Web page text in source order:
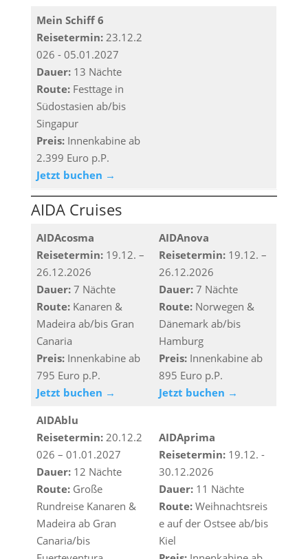
Mein Schiff 6
Reisetermin: 23.12.2
026 - 05.01.2027
Dauer: 13 Nächte
Route: Festtage in
Südostasien ab/bis
Singapur
Preis: Innenkabine ab
2.399 Euro p.P.
Jetzt buchen →
AIDA Cruises
AIDAcosma
Reisetermin: 19.12. –
26.12.2026
Dauer: 7 Nächte
Route: Kanaren &
Madeira ab/bis Gran
Canaria
Preis: Innenkabine ab
795 Euro p.P.
Jetzt buchen →
AIDAnova
Reisetermin: 19.12. –
26.12.2026
Dauer: 7 Nächte
Route: Norwegen &
Dänemark ab/bis
Hamburg
Preis: Innenkabine ab
895 Euro p.P.
Jetzt buchen →
AIDAblu
Reisetermin: 20.12.2
026 – 01.01.2027
Dauer: 12 Nächte
Route: Große
Rundreise Kanaren &
Madeira ab Gran
Canaria/bis
AIDAprima
Reisetermin: 19.12. -
30.12.2026
Dauer: 11 Nächte
Route:Weihnachtsreis
e auf der Ostsee ab/bis
Kiel